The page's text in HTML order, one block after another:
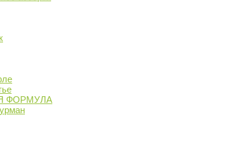
ФОРМУЛА